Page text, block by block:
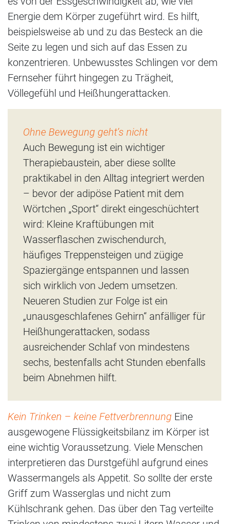
Energie dem Körper zugeführt wird. Es hilft,
beispielsweise ab und zu das Besteck an die
Seite zu legen und sich auf das Essen zu
konzentrieren. Unbewusstes Schlingen vor dem
Fernseher führt hingegen zu Trägheit,
Völlegefühl und Heißhungerattacken.
Ohne Bewegung geht’s nicht
Auch Bewegung ist ein wichtiger
Therapiebaustein, aber diese sollte
praktikabel in den Alltag integriert werden
– bevor der adipöse Patient mit dem
Wörtchen „Sport“ direkt eingeschüchtert
wird: Kleine Kraftübungen mit
Wasserflaschen zwischendurch,
häufiges Treppensteigen und zügige
Spaziergänge entspannen und lassen
sich wirklich von Jedem umsetzen.
Neueren Studien zur Folge ist ein
„unausgeschlafenes Gehirn“ anfälliger für
Heißhungerattacken, sodass
ausreichender Schlaf von mindestens
sechs, bestenfalls acht Stunden ebenfalls
beim Abnehmen hilft.
Kein Trinken – keine Fettverbrennung Eine
ausgewogene Flüssigkeitsbilanz im Körper ist
eine wichtig Voraussetzung. Viele Menschen
interpretieren das Durstgefühl aufgrund eines
Wassermangels als Appetit. So sollte der erste
Griff zum Wasserglas und nicht zum
Kühlschrank gehen. Das über den Tag verteilte